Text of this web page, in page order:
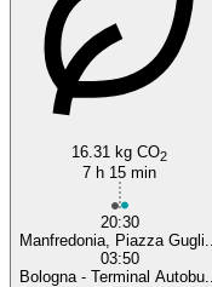
16.31 kg CO2
7 h 15 min
20:30
Manfredonia, Piazza Gugli...
03:50
Bologna - Terminal Autobu...